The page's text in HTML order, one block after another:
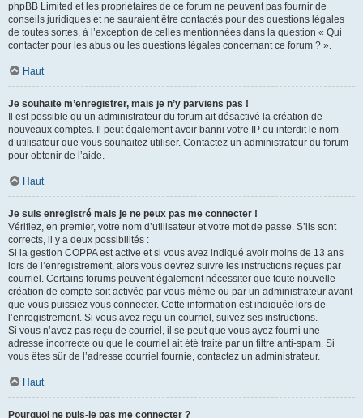
phpBB Limited et les propriétaires de ce forum ne peuvent pas fournir de
conseils juridiques et ne sauraient être contactés pour des questions légales
de toutes sortes, à l’exception de celles mentionnées dans la question « Qui
contacter pour les abus ou les questions légales concernant ce forum ? ».
Haut
Je souhaite m’enregistrer, mais je n’y parviens pas !
Il est possible qu’un administrateur du forum ait désactivé la création de
nouveaux comptes. Il peut également avoir banni votre IP ou interdit le nom
d’utilisateur que vous souhaitez utiliser. Contactez un administrateur du forum
pour obtenir de l’aide.
Haut
Je suis enregistré mais je ne peux pas me connecter !
Vérifiez, en premier, votre nom d’utilisateur et votre mot de passe. S’ils sont
corrects, il y a deux possibilités :
Si la gestion COPPA est active et si vous avez indiqué avoir moins de 13 ans
lors de l’enregistrement, alors vous devrez suivre les instructions reçues par
courriel. Certains forums peuvent également nécessiter que toute nouvelle
création de compte soit activée par vous-même ou par un administrateur avant
que vous puissiez vous connecter. Cette information est indiquée lors de
l’enregistrement. Si vous avez reçu un courriel, suivez ses instructions.
Si vous n’avez pas reçu de courriel, il se peut que vous ayez fourni une
adresse incorrecte ou que le courriel ait été traité par un filtre anti-spam. Si
vous êtes sûr de l’adresse courriel fournie, contactez un administrateur.
Haut
Pourquoi ne puis-je pas me connecter ?